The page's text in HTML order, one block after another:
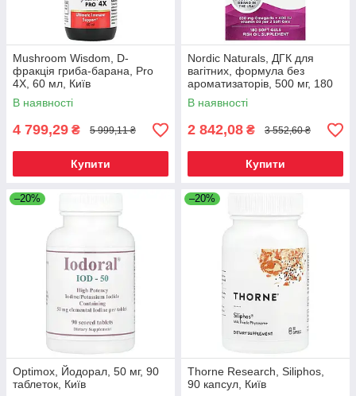
Mushroom Wisdom, D-
фракція гриба-барана, Pro
4X, 60 мл, Київ
В наявності
4 799,29 ₴ 5 999,11 ₴
Купити
Nordic Naturals, ДГК для
вагітних, формула без
ароматизаторів, 500 мг, 180
желатинових капсул, Київ
В наявності
2 842,08 ₴ 3 552,60 ₴
Купити
–20%
Optimox, Йодорал, 50 мг, 90
таблеток, Київ
–20%
Thorne Research, Siliphos,
90 капсул, Київ